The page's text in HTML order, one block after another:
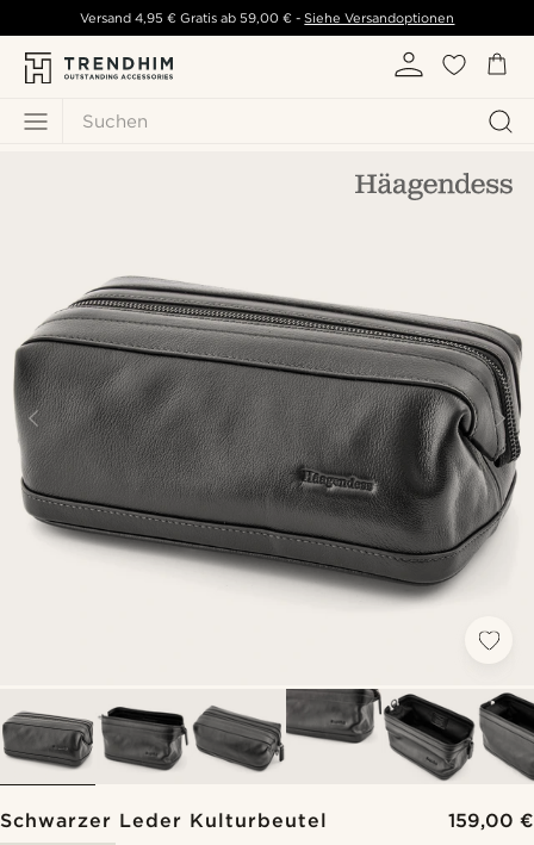
Suchen
Versand 4,95 € Gratis ab 59,00 € - Siehe Versandoptionen
Schwarzer Leder Kulturbeutel 159,00 €